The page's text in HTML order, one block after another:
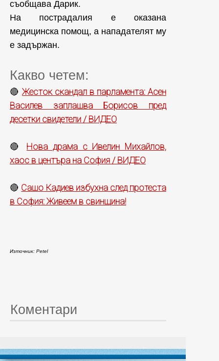
съобщава Дарик.
На пострадалия е оказана
медицинска помощ, а нападателят му
е задържан.
Какво четем:
🔴 Жесток скандал в парламента: Асен
Василев заплашва Борисов пред
десетки свидетели / ВИДЕО
🔴 Нова драма с Ивелин Михайлов,
хаос в центъра на София / ВИДЕО
🔴 Сашо Кадиев избухна след протеста
в София: Живеем в свинщина!
Източник: Petel
Коментари